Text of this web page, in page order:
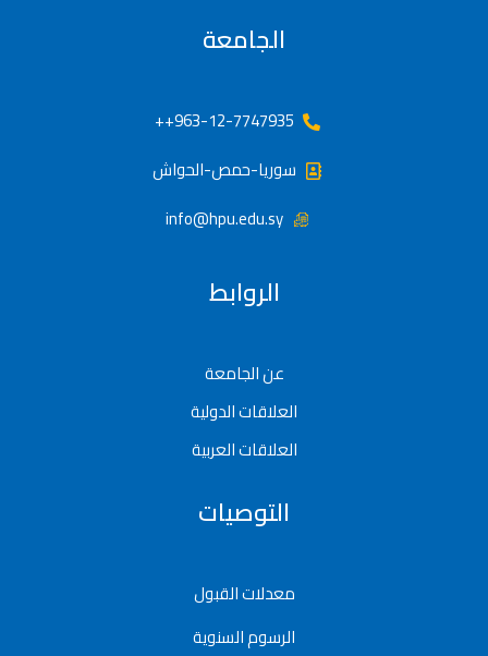
الجامعة
963-12-7747935++
سوريا-حمص-الحواش
info@hpu.edu.sy
الروابط
عن الجامعة
العلاقات الدولية
العلاقات العربية
التوصيات
معدلات القبول
الرسوم السنوية